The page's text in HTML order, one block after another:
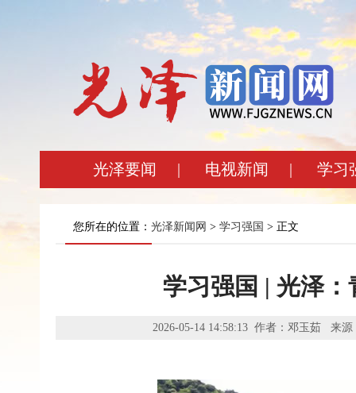
光泽要闻 | 电视新闻 | 学习
您所在的位置： 光泽新闻网 > 学习强国 > 正文
学习强国 | 光泽
2026-05-14 14:58:13 作者：邓玉茹 来